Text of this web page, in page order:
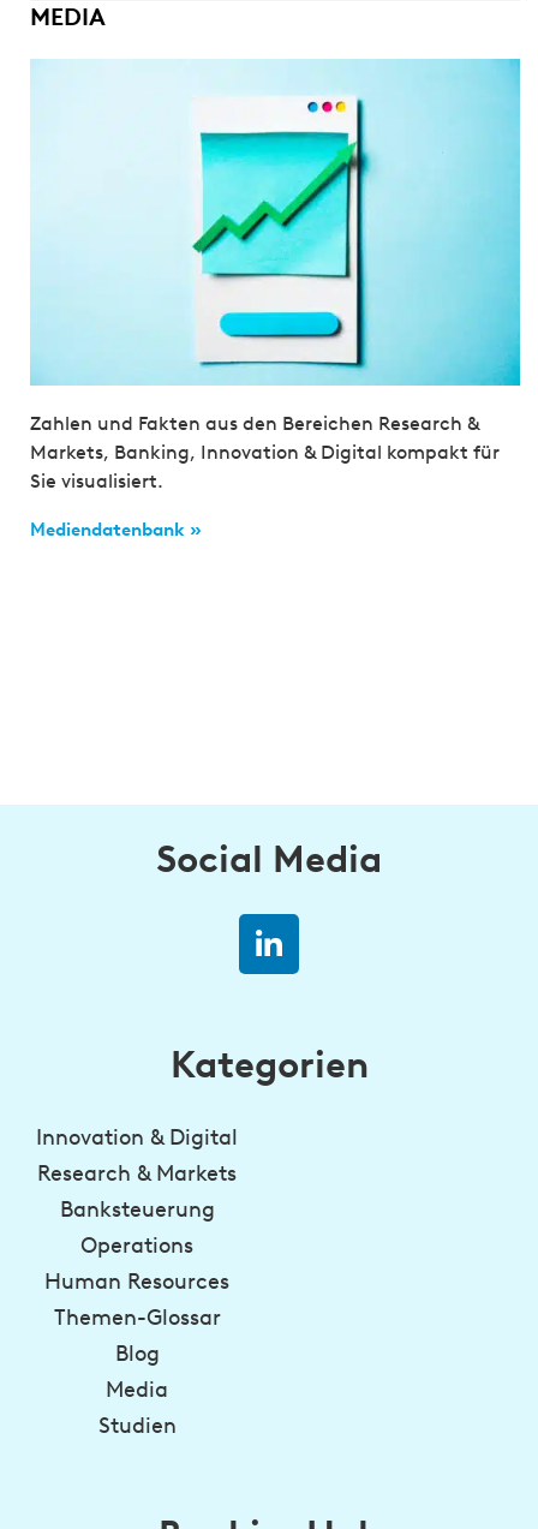
MEDIA
Zahlen und Fakten aus den Bereichen Research &
Markets, Banking, Innovation & Digital kompakt für
Sie visualisiert.
Mediendatenbank »
Social Media
Kategorien
Innovation & Digital
Research & Markets
Banksteuerung
Operations
Human Resources
Themen-Glossar
Blog
Media
Studien